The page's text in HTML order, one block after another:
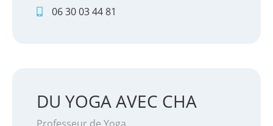
06 30 03 44 81
DU YOGA AVEC CHA